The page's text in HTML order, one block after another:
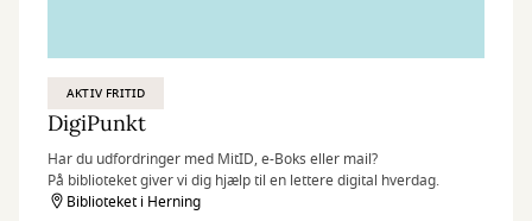
AKTIV FRITID
DigiPunkt
Har du udfordringer med MitID, e-Boks eller mail?
På biblioteket giver vi dig hjælp til en lettere digital hverdag.
Biblioteket i Herning